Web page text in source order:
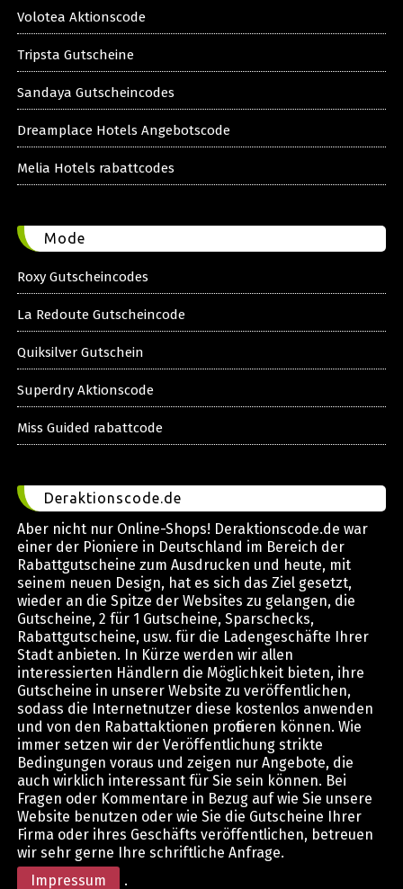
Volotea Aktionscode
Tripsta Gutscheine
Sandaya Gutscheincodes
Dreamplace Hotels Angebotscode
Melia Hotels rabattcodes
Mode
Roxy Gutscheincodes
La Redoute Gutscheincode
Quiksilver Gutschein
Superdry Aktionscode
Miss Guided rabattcode
Deraktionscode.de
Aber nicht nur Online-Shops! Deraktionscode.de war
einer der Pioniere in Deutschland im Bereich der
Rabattgutscheine zum Ausdrucken und heute, mit
seinem neuen Design, hat es sich das Ziel gesetzt,
wieder an die Spitze der Websites zu gelangen, die
Gutscheine, 2 für 1 Gutscheine, Sparschecks,
Rabattgutscheine, usw. für die Ladengeschäfte Ihrer
Stadt anbieten. In Kürze werden wir allen
interessierten Händlern die Möglichkeit bieten, ihre
Gutscheine in unserer Website zu veröffentlichen,
sodass die Internetnutzer diese kostenlos anwenden
und von den Rabattaktionen profitieren können. Wie
immer setzen wir der Veröffentlichung strikte
Bedingungen voraus und zeigen nur Angebote, die
auch wirklich interessant für Sie sein können. Bei
Fragen oder Kommentare in Bezug auf wie Sie unsere
Website benutzen oder wie Sie die Gutscheine Ihrer
Firma oder ihres Geschäfts veröffentlichen, betreuen
wir sehr gerne Ihre schriftliche Anfrage.
Impressum
.